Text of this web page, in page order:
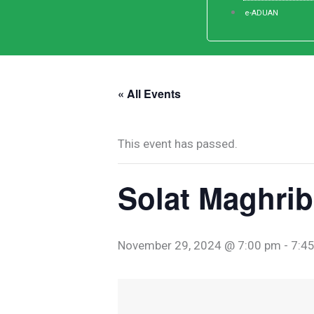
e-ADUAN
« All Events
This event has passed.
Solat Maghrib
November 29, 2024 @ 7:00 pm -